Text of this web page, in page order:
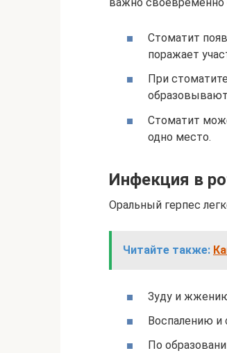
Стоматит
поражает
При
Стоматит
одно место.
Инфекция в
Оральный герпес
Читайте также:
Зуду и
Воспалению и
По